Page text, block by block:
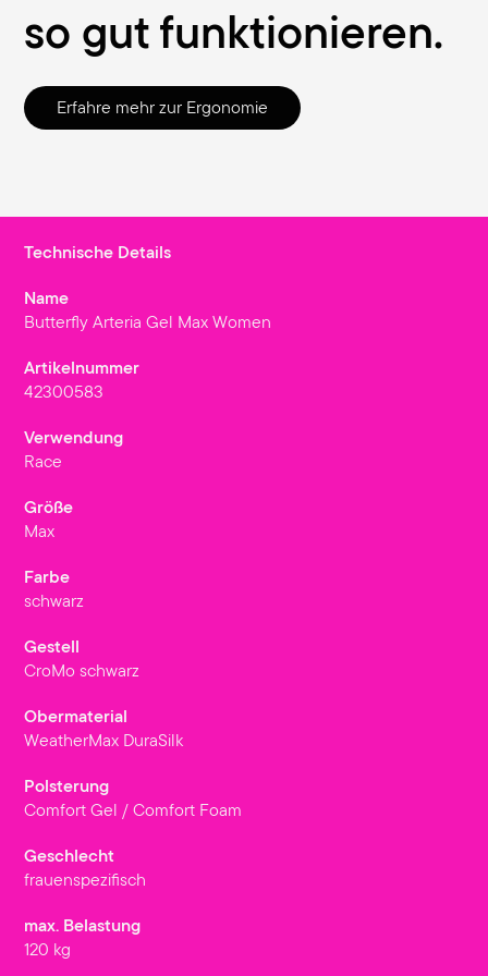
so gut funktionieren.
Erfahre mehr zur Ergonomie
Technische Details
Name
Butterfly Arteria Gel Max Women
Artikelnummer
42300583
Verwendung
Race
Größe
Max
Farbe
schwarz
Gestell
CroMo schwarz
Obermaterial
WeatherMax DuraSilk
Polsterung
Comfort Gel / Comfort Foam
Geschlecht
frauenspezifisch
max. Belastung
120 kg